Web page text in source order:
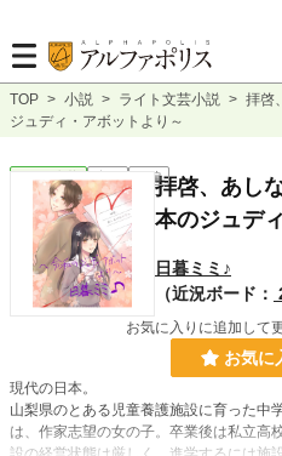
TOP > 小説 > ライト文芸小説 > 拝啓
ジュディ・アボットより～
長編拝啓、あし
本のジュデ
日暮ミミ♪
（近況ボード：
お気に入りに追加して
お気に
現代の日本。
山梨県のとある児童養護施設に育った中
は、作家志望の女の子。卒業後は私立高